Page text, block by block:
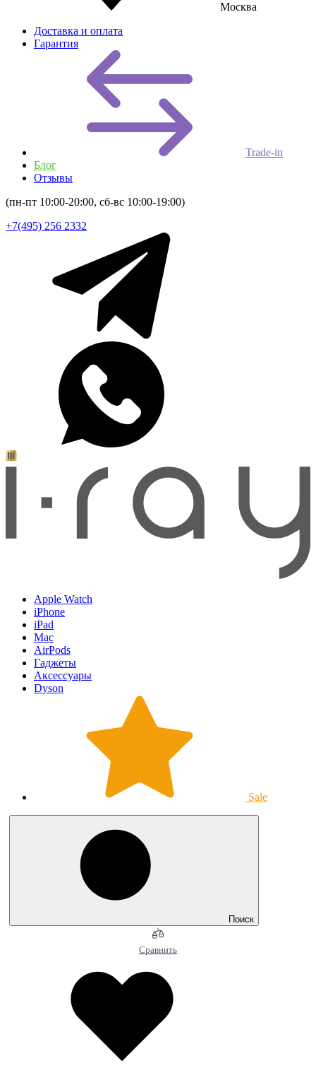
Москва
Доставка и оплата
Гарантия
Trade-in
Блог
Отзывы
(пн-пт 10:00-20:00, сб-вс 10:00-19:00)
+7(495) 256 2332
Apple Watch
iPhone
iPad
Mac
AirPods
Гаджеты
Аксессуары
Dyson
Sale
Поиск
Сравнить